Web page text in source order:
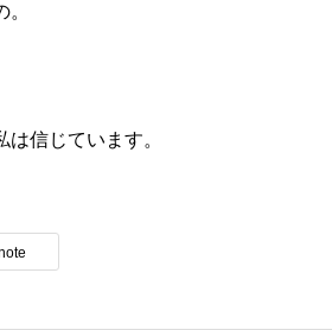
信じています。